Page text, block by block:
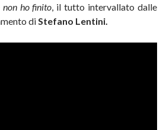
non ho finito , il tutto intervallato dalle
di Stefano Lentini.